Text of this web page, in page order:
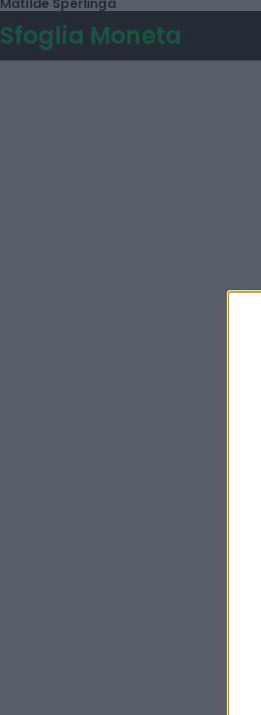
INVESTIMENTI E MERCATI
Paramount corteggia i
per espugnare Warner